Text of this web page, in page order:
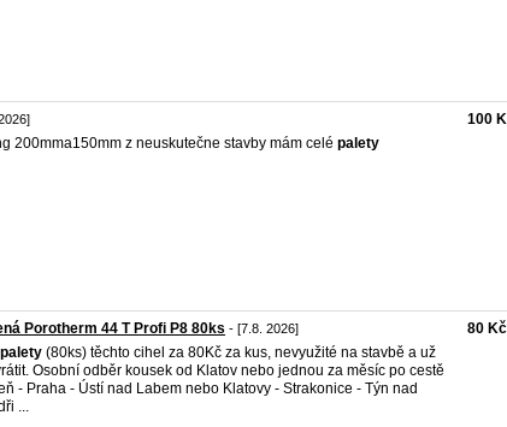
200mma150mm z neuskutečne stavby mám celé palety
100
Porotherm 44 T Profi P8 80ks - [7.8. 2026]
palety (80ks) těchto cihel za 80Kč za kus, nevyužité na stavbě a už
Osobní odběr kousek od Klatov nebo jednou za měsíc po cestě
- Praha - Ústí nad Labem nebo Klatovy - Strakonice - Týn nad
...
80 Kč